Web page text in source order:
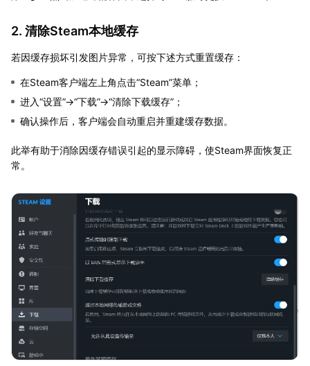
2. 清除Steam本地缓存
若因缓存损坏引发图片异常，可按下述方式重置缓存：
在Steam客户端左上角点击“Steam”菜单；
进入“设置”→“下载”→“清除下载缓存”；
确认操作后，客户端会自动重启并重建缓存数据。
此举有助于消除因缓存错误引起的显示障碍，使Steam界面恢复正
常。